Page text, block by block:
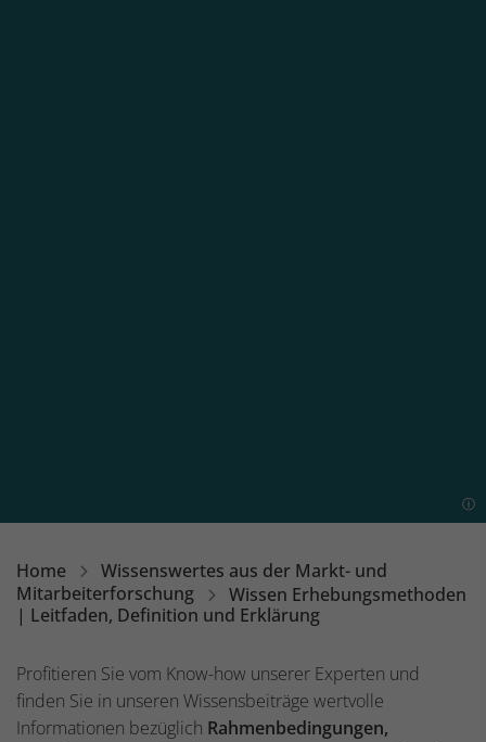
Home
Wissenswertes aus der Markt- und
Mitarbeiterforschung
Wissen Erhebungsmethoden
| Leitfaden, Definition und Erklärung
Inhalt
Profitieren Sie vom Know-how unserer Experten und
finden Sie in unseren Wissensbeiträge wertvolle
Informationen bezüglich Rahmenbedingungen,